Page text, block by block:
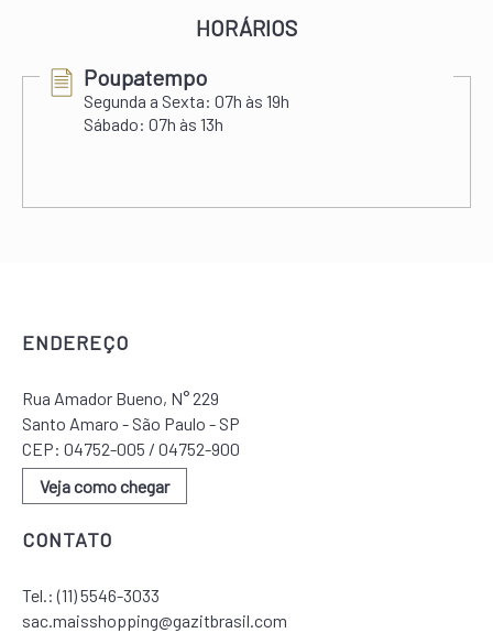
HORÁRIOS
Poupatempo
Segunda a Sexta: 07h às 19h
Sábado: 07h às 13h
ENDEREÇO
Rua Amador Bueno, N° 229
Santo Amaro - São Paulo - SP
CEP: 04752-005 / 04752-900
Veja como chegar
CONTATO
Tel.:(11) 5546-3033
sac.maisshopping@gazitbrasil.com